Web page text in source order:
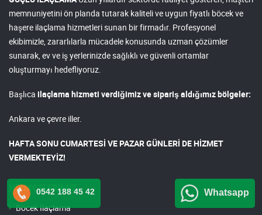
memnuniyetini ön planda tutarak kaliteli ve uygun fiyatlı böcek ve
haşere ilaçlama hizmetleri sunan bir firmadır. Profesyonel
ekibimizle, zararlılarla mücadele konusunda uzman çözümler
sunarak, ev ve iş yerlerinizde sağlıklı ve güvenli ortamlar
oluşturmayı hedefliyoruz.
Başlıca ilaçlama hizmeti verdiğimiz ve sipariş aldığımız bölgeler:
Ankara ve çevre iller.
HAFTA SONU CUMARTESİ VE PAZAR GÜNLERİ DE HİZMET
VERMEKTEYİZ!
HİZMETLERİMİZ
Böcek İlaçlama
0542 188 45 42 Whatsapp